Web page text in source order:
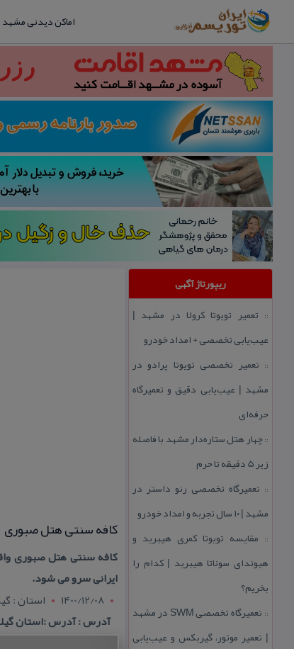
اماکن دیدنی مشهد
ریپورتاژ آگهی
:: تعمیر تویوتا كرولا در مشهد |
عیب‌یابی تخصصی + امداد خودرو
:: تعمیر تخصصی تویوتا پرادو در
مشهد | عیب‌یابی دقیق و تعمیرگاه
حرفه‌ای
::چهار هتل‌ ستاره‌دار مشهد با فاصله
زیر 5 دقیقه تا حرم
:: تعمیرگاه تخصصی رنو داستر در
مشهد | ۱۰ سال تجربه و امداد خودرو
:: مقایسه تویوتا كمری هیبرید و
هیوندای سوناتا هیبرید | كدام را
بخریم؟
::
تعمیرگاه تخصصی SWM در مشهد
| تعمیر موتور، گیربكس و عیب‌یابی
كافه سنتی هتل صبوری
كافه سنتی هتل صبوری
ایرانی سرو می شود.
1400/12/08
استان :
آدرس : آدرس :استان